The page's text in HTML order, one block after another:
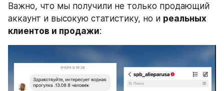
Важно, что мы получили не только продающий
аккаунт и высокую статистику, но и реальных
клиентов и продажи: